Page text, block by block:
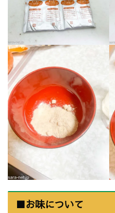
■お味について